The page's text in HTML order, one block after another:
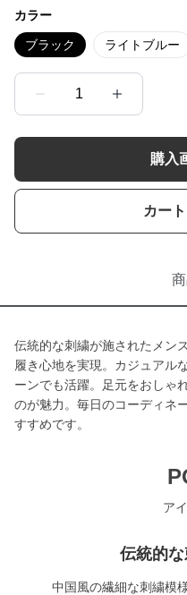
カラー
ブラック ライトブルー
1
購入
カー
伝統的な刺繍が施されたメン
履き心地を実現。カジュアル
ーンでも活躍。足元をおしゃ
のが魅力。毎日のコーディネ
すすめです。
ア
伝統的
中国風の繊細な刺繍模